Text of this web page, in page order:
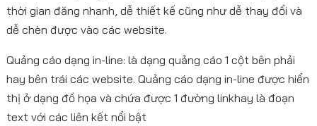
thời gian đăng nhanh, dễ thiết kế cũng như dễ thay đổi và
dễ chèn được vào các website.
Quảng cáo dạng in-line: là dạng quảng cáo 1 cột bên phải
hay bên trái các website. Quảng cáo dạng in-line được hiển
thị ở dạng đồ họa và chứa được 1 đường linkhay là đoạn
text với các liên kết nổi bật